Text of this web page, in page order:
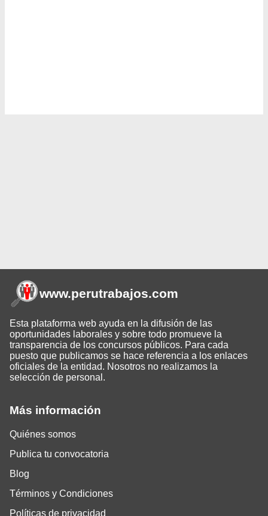
Más información
Quiénes somos
Publica tu convocatoria
Blog
Términos y Condiciones
Políticas de privacidad
www.perutrabajos.com
Esta plataforma web ayuda en la difusión de las
oportunidades laborales y sobre todo promueve la
transparencia de los concursos públicos. Para cada
puesto que publicamos se hace referencia a los enlaces
oficiales de la entidad. Nosotros no realizamos la
selección de personal.